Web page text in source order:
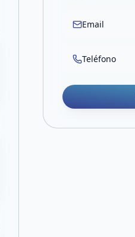
Email
Teléfono